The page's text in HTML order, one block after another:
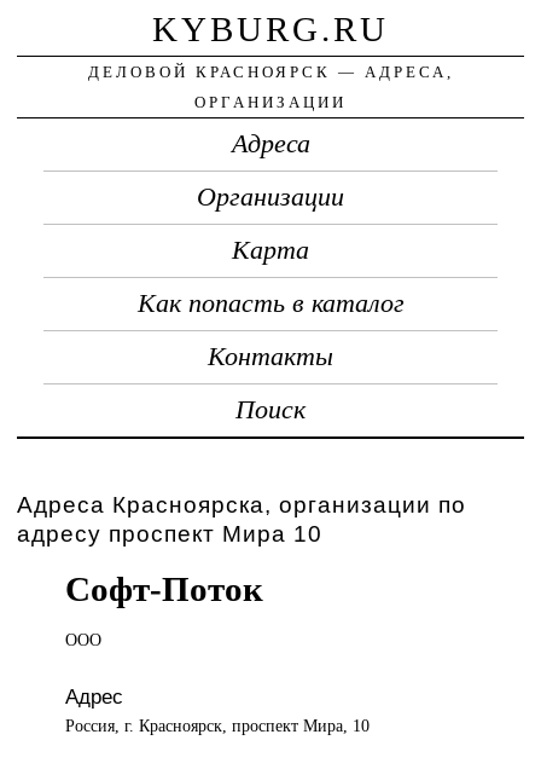
KYBURG.RU
ДЕЛОВОЙ КРАСНОЯРСК — АДРЕСА,
ОРГАНИЗАЦИИ
Адреса
Организации
Карта
Как попасть в каталог
Контакты
Поиск
Адреса Красноярска, организации по
адресу проспект Мира 10
Софт-Поток
ООО
Адрес
Россия, г. Красноярск, проспект Мира, 10